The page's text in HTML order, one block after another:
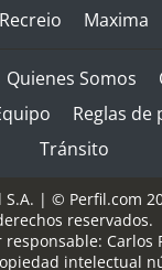
Recreio
Maxima
Quienes Somos
Reglas
Tránsito
| © Perfil.com
reservados.
responsable: Carlos
intelectual